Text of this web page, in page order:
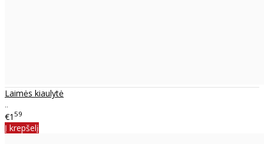
Laimės kiaulytė
..
€1 59
Į krepšelį